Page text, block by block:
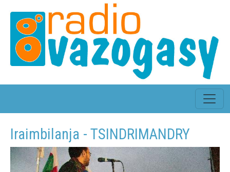
Iraimbilanja - TSINDRIMANDRY